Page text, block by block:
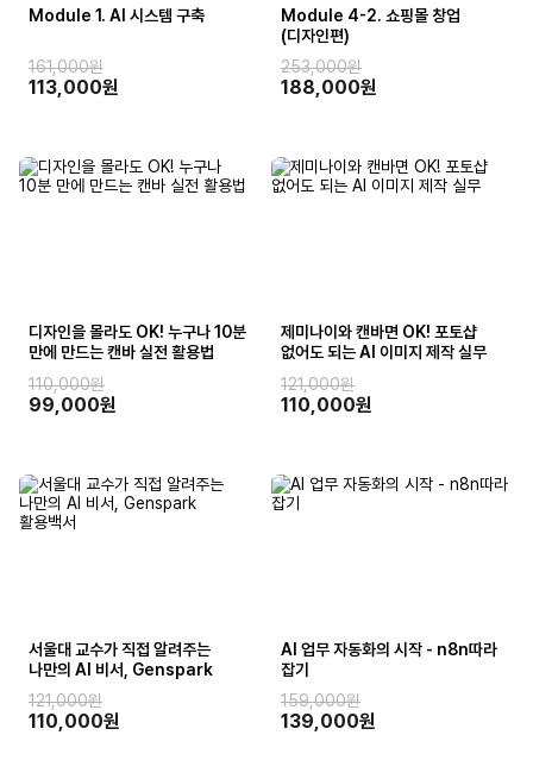
Module 1. AI 시스템 구축
161,000원
113,000원
Module 4-2. 쇼핑몰 창업
(디자인편)
253,000원
188,000원
디자인을 몰라도 OK! 누구나 10분
만에 만드는 캔바 실전 활용법
110,000원
99,000원
제미나이와 캔바면 OK! 포토샵
없어도 되는 AI 이미지 제작 실무
121,000원
110,000원
서울대 교수가 직접 알려주는
나만의 AI 비서, Genspark
활용백서
121,000원
110,000원
AI 업무 자동화의 시작 - n8n따라
잡기
159,000원
139,000원